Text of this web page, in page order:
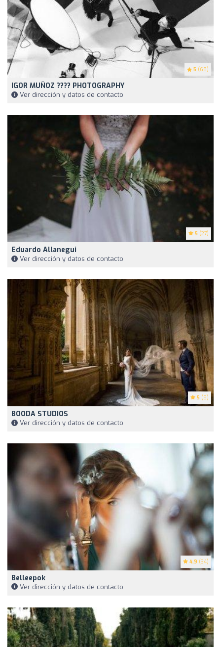
5 (68)
IGOR MUÑOZ ???? PHOTOGRAPHY
Ver dirección y datos de contacto
5 (27)
Eduardo Allanegui
Ver dirección y datos de contacto
5 (8)
BOODA STUDIOS
Ver dirección y datos de contacto
4.9 (34)
Belleepok
Ver dirección y datos de contacto